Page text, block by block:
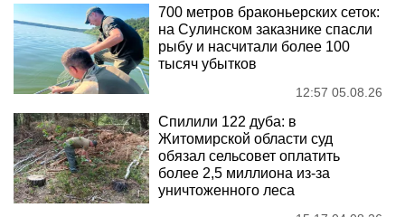
700 метров браконьерских сеток:
на Сулинском заказнике спасли
рыбу и насчитали более 100
тысяч убытков
12:57 05.08.26
Спилили 122 дуба: в
Житомирской области суд
обязал сельсовет оплатить
более 2,5 миллиона из-за
уничтоженного леса